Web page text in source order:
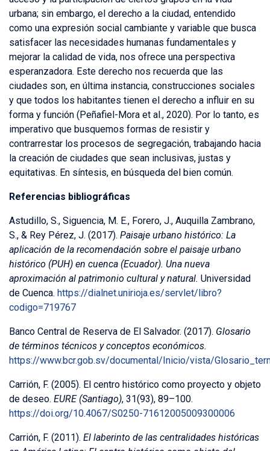
urbana; sin embargo, el derecho a la ciudad, entendido
como una expresión social cambiante y variable que busca
satisfacer las necesidades humanas fundamentales y
mejorar la calidad de vida, nos ofrece una perspectiva
esperanzadora. Este derecho nos recuerda que las
ciudades son, en última instancia, construcciones sociales
y que todos los habitantes tienen el derecho a influir en su
forma y función (Peñafiel-Mora et al., 2020). Por lo tanto, es
imperativo que busquemos formas de resistir y
contrarrestar los procesos de segregación, trabajando hacia
la creación de ciudades que sean inclusivas, justas y
equitativas. En síntesis, en búsqueda del bien común.
Referencias bibliográficas
Astudillo, S., Siguencia, M. E., Forero, J., Auquilla Zambrano,
S., & Rey Pérez, J. (2017). Paisaje urbano histórico: La
aplicación de la recomendación sobre el paisaje urbano
histórico (PUH) en cuenca (Ecuador). Una nueva
aproximación al patrimonio cultural y natural. Universidad
de Cuenca. https://dialnet.unirioja.es/servlet/libro?
codigo=719767
Banco Central de Reserva de El Salvador. (2017). Glosario
de términos técnicos y conceptos económicos.
https://www.bcr.gob.sv/documental/Inicio/vista/
Carrión, F. (2005). El centro histórico como proyecto y objeto
de deseo. EURE (Santiago), 31(93), 89–100.
https://doi.org/10.4067/S0250-71612005009300006
Carrión, F. (2011). El laberinto de las centralidades históricas